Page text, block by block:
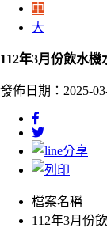
中
大
112年3月份飲水
發佈日期：2025-
檔案名稱
112年3月份